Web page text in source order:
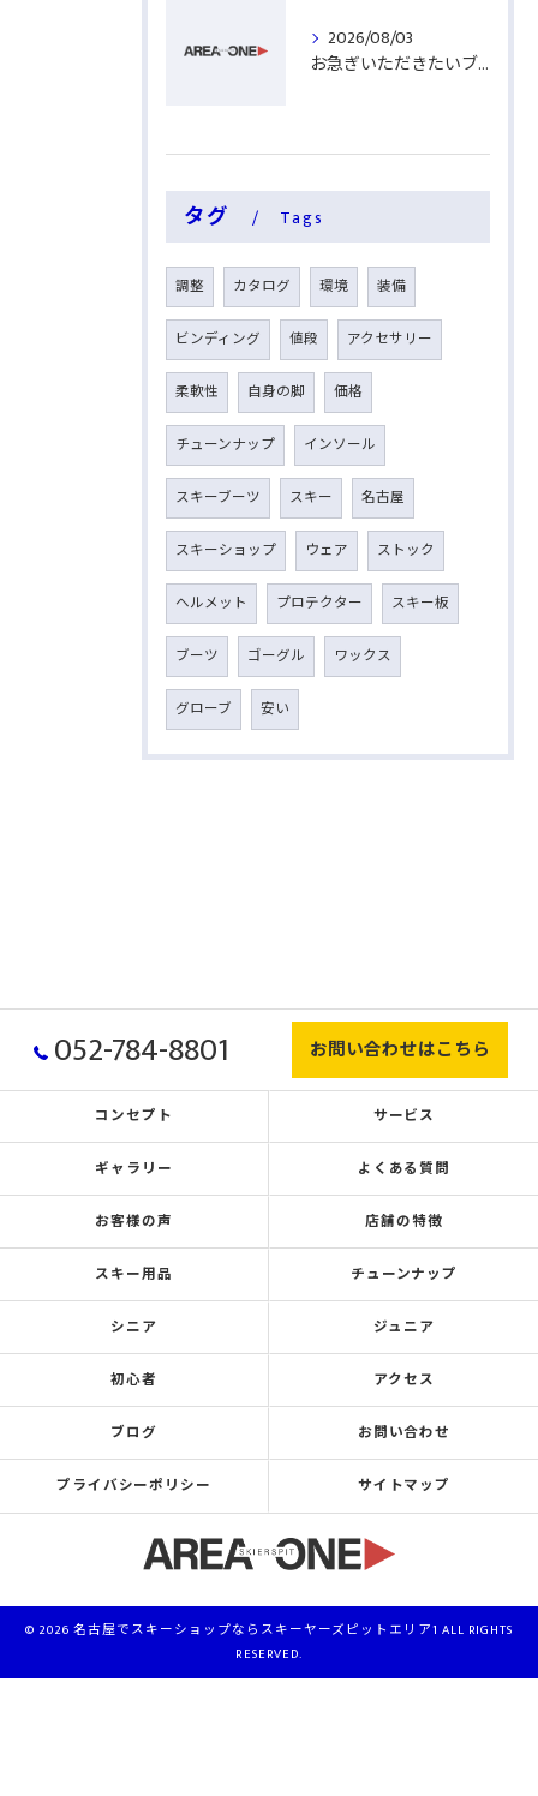
2026/08/03
お急ぎいただきたいブーツ
タグ Tags
調整 カタログ 環境 装備
ビンディング 値段 アクセサリー
柔軟性 自身の脚 価格
チューンナップ インソール
スキーブーツ スキー 名古屋
スキーショップ ウェア ストック
ヘルメット プロテクター スキー板
ブーツ ゴーグル ワックス
グローブ 安い
052-784-8801 お問い合わせはこちら
コンセプト サービス
ギャラリー よくある質問
お客様の声 店舗の特徴
スキー用品 チューンナップ
シニア ジュニア
初心者 アクセス
ブログ お問い合わせ
プライバシーポリシー サイトマップ
© 2026 名古屋でスキーショップならスキーヤーズピットエリア1 ALL RIGHTS
RESERVED.